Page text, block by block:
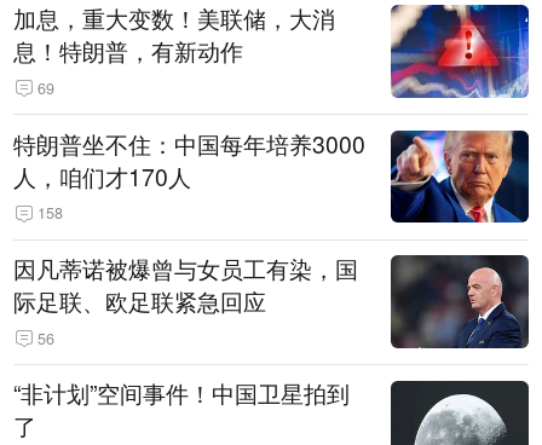
加息，重大变数！美联储，大消
息！特朗普，有新动作
69
特朗普坐不住：中国每年培养3000
人，咱们才170人
158
因凡蒂诺被爆曾与女员工有染，国
际足联、欧足联紧急回应
56
“非计划”空间事件！中国卫星拍到
了